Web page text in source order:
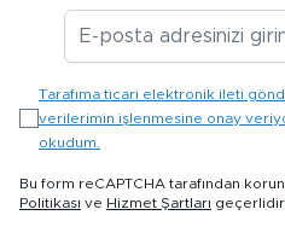
Tarafıma ticari elektronik ileti
verilerimin işlenmesine onay
okudum.
Bu form reCAPTCHA tarafından
Politikası ve Hizmet Şartları geçerlidir.